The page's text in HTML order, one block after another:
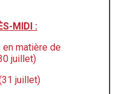
MIDI :
en matière de
juillet)
juillet)